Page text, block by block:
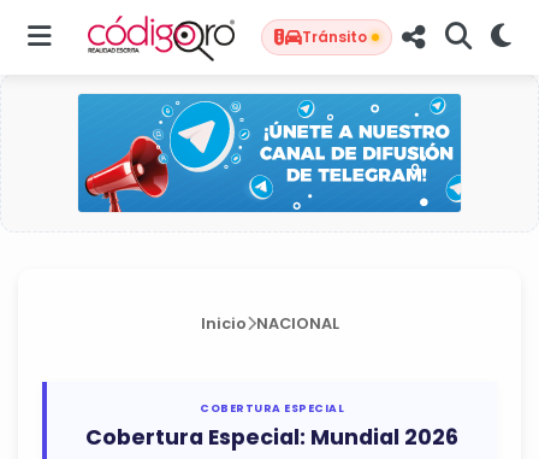
Tránsito
Inicio NACIONAL
COBERTURA ESPECIAL
Cobertura Especial: Mundial 2026